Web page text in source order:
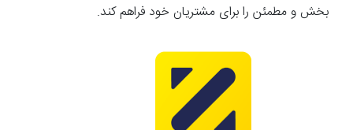
بخش و مطمئن را برای مشتریان خود فراهم کند.